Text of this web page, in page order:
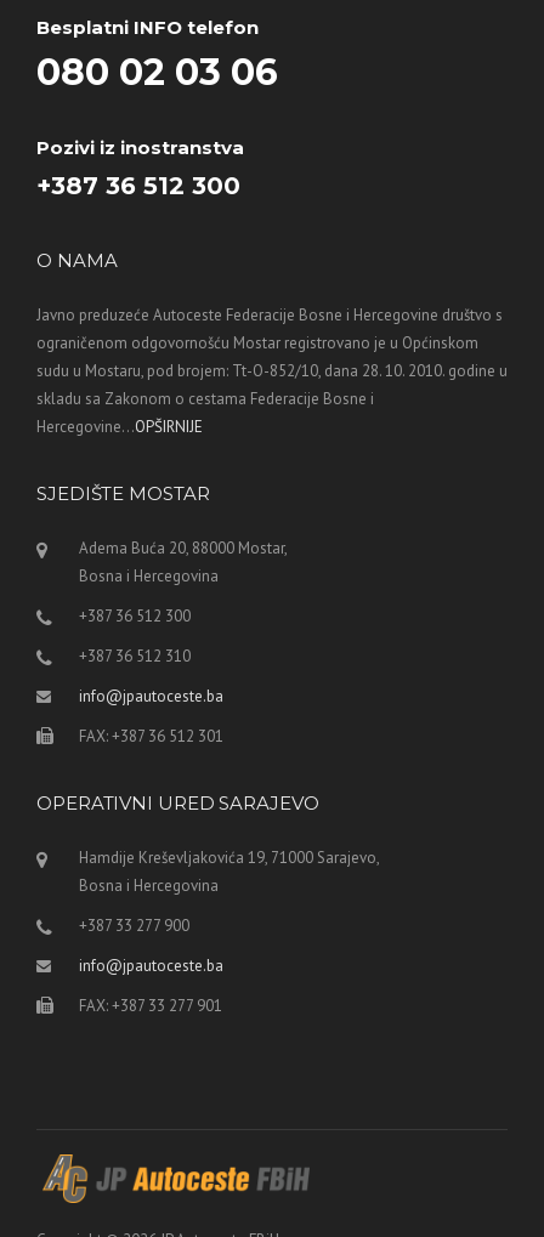
Besplatni INFO telefon
080 02 03 06
Pozivi iz inostranstva
+387 36 512 300
O NAMA
Javno preduzeće Autoceste Federacije Bosne i Hercegovine društvo s
ograničenom odgovornošću Mostar registrovano je u Općinskom
sudu u Mostaru, pod brojem: Tt-O-852/10, dana 28. 10. 2010. godine u
skladu sa Zakonom o cestama Federacije Bosne i
Hercegovine...OPŠIRNIJE
SJEDIŠTE MOSTAR
Adema Buća 20, 88000 Mostar,
Bosna i Hercegovina
+387 36 512 300
+387 36 512 310
info@jpautoceste.ba
FAX: +387 36 512 301
OPERATIVNI URED SARAJEVO
Hamdije Kreševljakovića 19, 71000 Sarajevo,
Bosna i Hercegovina
+387 33 277 900
info@jpautoceste.ba
FAX: +387 33 277 901